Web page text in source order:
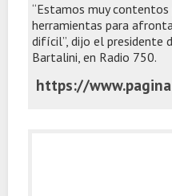
“Estamos muy
herramientas para
difícil”, dijo el presidente
Bartalini, en Radio 750.